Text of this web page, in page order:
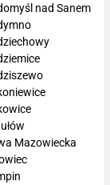
nad Sanem
Mazowiecka